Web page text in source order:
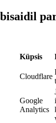
Küpsis
Cloudflare
Google
Analytics